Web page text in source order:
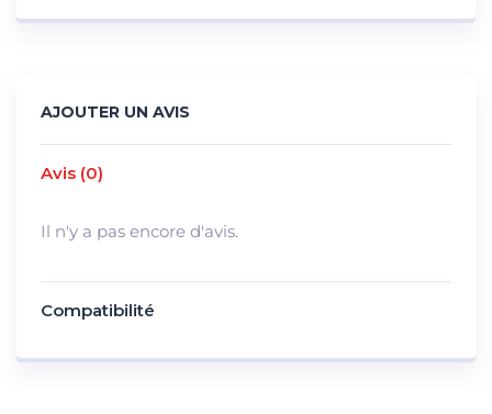
AJOUTER UN AVIS
Avis (0)
Il n'y a pas encore d'avis.
Compatibilité